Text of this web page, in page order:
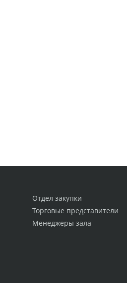
Отдел закупки
Торговые представители
Менеджеры зала